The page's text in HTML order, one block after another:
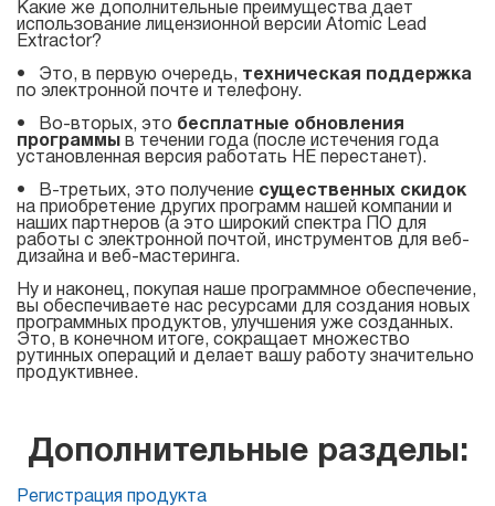
поиска
email
адресов
Atomic Lead Extractor
Atomic Email Hunter
Atomic Email Logger
Для
рассылки
Какие же дополнительные преимущества дает
использование лицензионной версии Atomic Lead
Extractor?
• Это, в первую очередь, техническая поддержка
по электронной почте и телефону.
• Во-вторых, это бесплатные обновления
программы
в течении года (после истечения года
установленная версия работать НЕ перестанет).
• В-третьих, это получение существенных скидок
на приобретение других программ нашей компании и
наших партнеров (а это широкий спектра ПО для
работы с электронной почтой, инструментов для веб-
дизайна и веб-мастеринга.
Ну и наконец, покупая наше программное обеспечение,
вы обеспечиваете нас ресурсами для создания новых
программных продуктов, улучшения уже созданных.
Это, в конечном итоге, сокращает множество
рутинных операций и делает вашу работу значительно
продуктивнее.
Дополнительные разделы:
Регистрация продукта